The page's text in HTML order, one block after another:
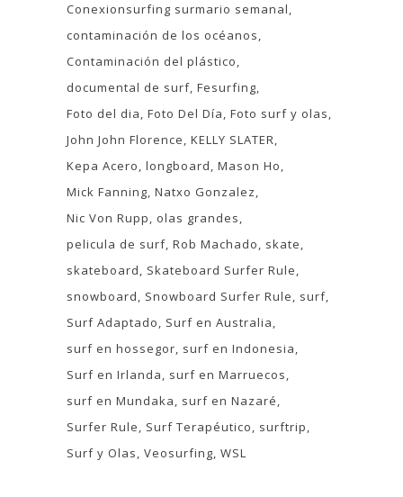
Conexionsurfing surmario semanal
contaminación de los océanos
Contaminación del plástico
documental de surf Fesurfing
Foto del dia Foto Del Día Foto surf y olas
John John Florence KELLY SLATER
Kepa Acero longboard Mason Ho
Mick Fanning Natxo Gonzalez
Nic Von Rupp
olas grandes
pelicula de surf Rob Machado
skate
skateboard
Skateboard Surfer Rule
snowboard
Snowboard Surfer Rule
surf
Surf Adaptado
Surf en Australia
surf en hossegor surf en Indonesia
Surf en Irlanda
surf en Marruecos
surf en Mundaka
surf en Nazaré
Surfer Rule
Surf Terapéutico
surftrip
Surf y Olas Veosurfing WSL